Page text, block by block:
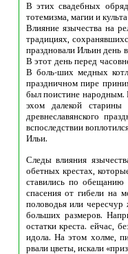
В этих свадебных
тотемизма, магии и
Влияние язычества на
традициях,
праздновали Ильин день
В этот день перед
В боль-ших медных
праздничном пире
был поистине народным.
эхом далекой
древнеславянского
вспоследствии
Ильи.
Следы влияния
обетных крестах,
ставились по обещанию
спасения от гибели на
половодья или
больших размеров.
остатки креста. ейчас,
идола. На этом холме,
рвали цветы, искали